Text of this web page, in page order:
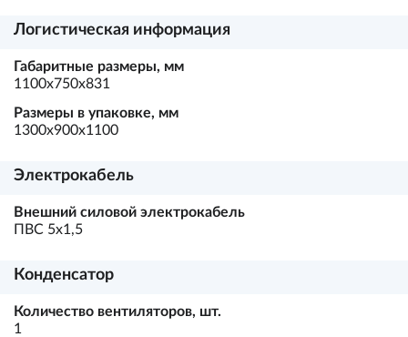
Логистическая информация
Габаритные размеры, мм
1100х750х831
Размеры в упаковке, мм
1300х900х1100
Электрокабель
Внешний силовой электрокабель
ПВС 5х1,5
Конденсатор
Количество вентиляторов, шт.
1